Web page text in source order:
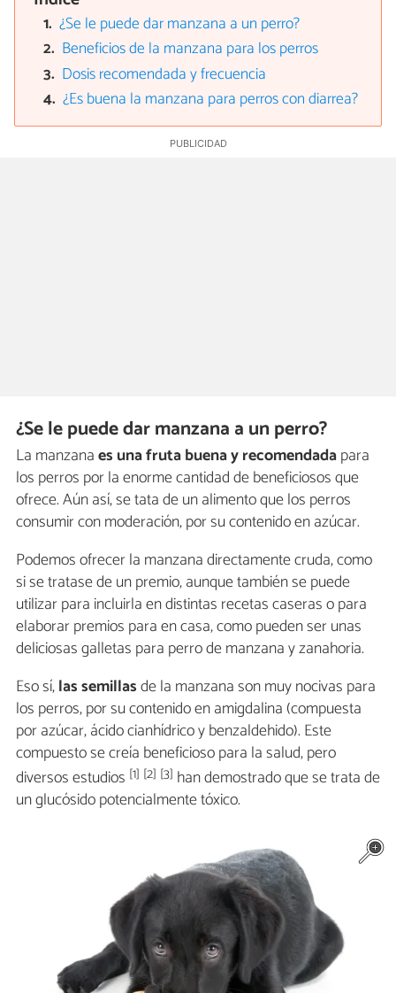
¿Se le puede dar manzana a un perro?
Beneficios de la manzana para los perros
Dosis recomendada y frecuencia
¿Es buena la manzana para perros con diarrea?
¿Se le puede dar manzana a un perro?
La manzanaes una fruta buena y recomendadapara
los perros por la enorme cantidad de beneficiosos que
ofrece. Aún así, se tata de un alimento que los perros
consumir con moderación, por su contenido en azúcar.
Podemos ofrecer la manzana directamente cruda, como
si se tratase de un premio, aunque también se puede
utilizar para incluirla en distintas recetas caseras o para
elaborar premios para en casa, como pueden ser unas
deliciosas galletas para perro de manzana y zanahoria.
Eso sí,las semillasde la manzana son muy nocivas para
los perros, por su contenido en amigdalina (compuesta
por azúcar, ácido cianhídrico y benzaldehido). Este
compuesto se creía beneficioso para la salud, pero
diversos estudios [1] [2] [3] han demostrado que se trata de
un glucósido potencialmente tóxico.